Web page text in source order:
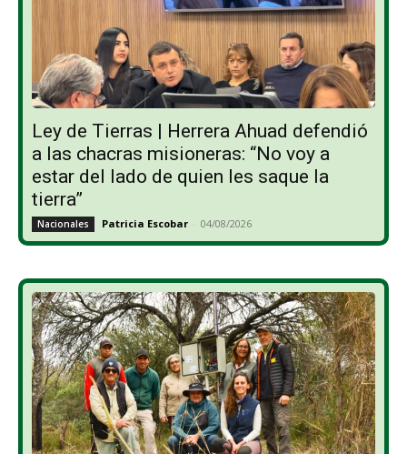
Ley de Tierras | Herrera Ahuad defendió
a las chacras misioneras: “No voy a
estar del lado de quien les saque la
tierra”
Nacionales Patricia Escobar - 04/08/2026